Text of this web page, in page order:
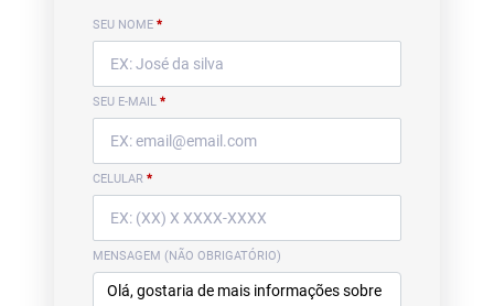
SEU NOME *
SEU E-MAIL *
CELULAR *
MENSAGEM (NÃO OBRIGATÓRIO)